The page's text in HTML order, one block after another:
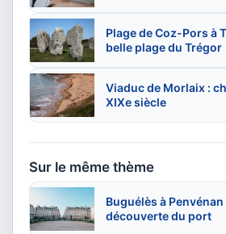
Plage de Coz-Pors à
belle plage du Trégor
Viaduc de Morlaix :
XIXe siècle
Sur le même thème
Buguélès à
découverte du port